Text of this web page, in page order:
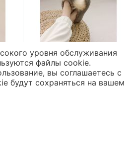
Валяные тапочки
высокие микропора
"Помпон"
уровня обслуживания
файлы cookie.
вы соглашаетесь с
будут сохраняться на вашем